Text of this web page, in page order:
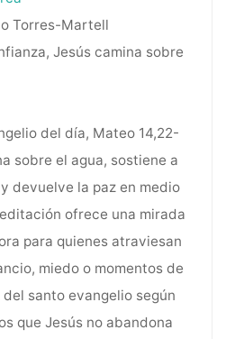
Torres-Martell
Jesús camina sobre
del día, Mateo 14,22-
sobre el agua, sostiene a
devuelve la paz en medio
ofrece una mirada
para quienes atraviesan
miedo o momentos de
santo evangelio según
que Jesús no abandona